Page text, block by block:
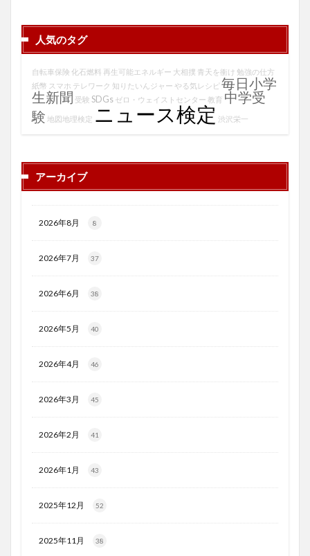
人気のタグ
自転車保険 化石燃料 再生可能エネルギー 大相撲 青天を衝け 勉強の仕方
紙幣 スマホ テレワーク 知りたいんジャー やる気レシピ 毎日小学
生新聞 受験 SDGs ゼロ・ウェイストセンター 教育 中学受
験 地図地理検定 ニュース検定 渋沢栄一
アーカイブ
2026年8月 8
2026年7月 37
2026年6月 38
2026年5月 40
2026年4月 46
2026年3月 45
2026年2月 41
2026年1月 43
2025年12月 52
2025年11月 38